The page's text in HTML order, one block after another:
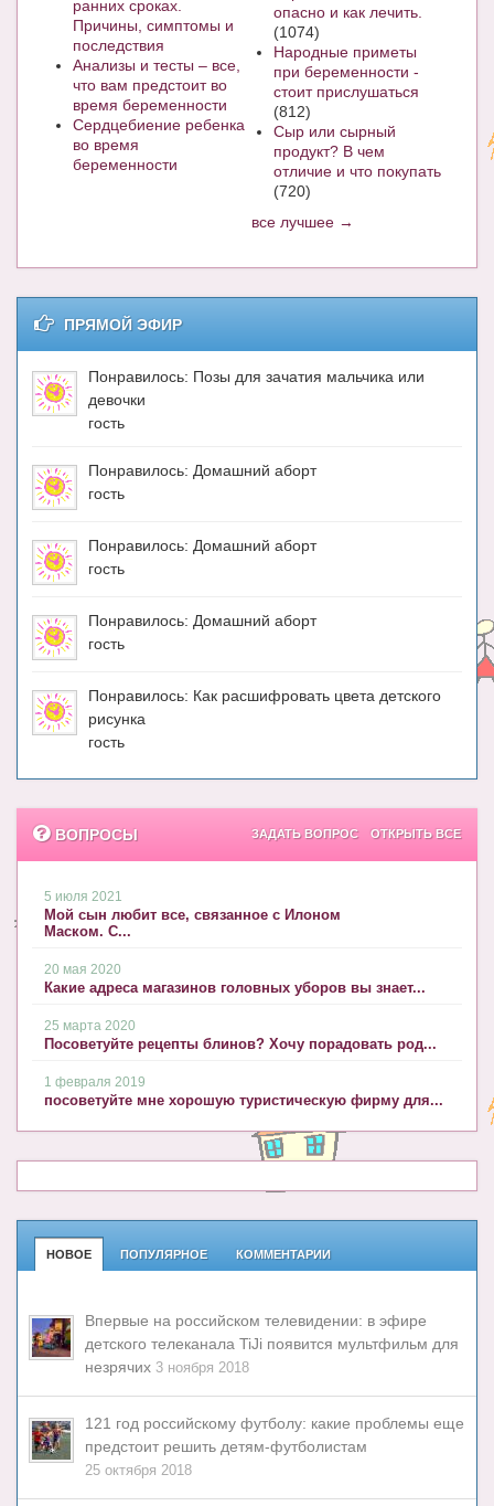
ранних сроках.
Причины, симптомы и
последствия
Анализы и тесты – все,
что вам предстоит во
время беременности
Сердцебиение ребенка
во время
беременности
опасно и как лечить.
(1074)
Народные приметы
при беременности -
стоит прислушаться
(812)
Сыр или сырный
продукт? В чем
отличие и что покупать
(720)
все лучшее →
ПРЯМОЙ ЭФИР
Понравилось: Позы для зачатия мальчика или
девочки
гость
Понравилось: Домашний аборт
гость
Понравилось: Домашний аборт
гость
Понравилось: Домашний аборт
гость
Понравилось: Как расшифровать цвета детского
рисунка
гость
ВОПРОСЫ ОТКРЫТЬ ВСЕ
ЗАДАТЬ ВОПРОС
5 июля 2021
Мой сын любит все, связанное с Илоном
Маском. С...
20 мая 2020
Какие адреса магазинов головных уборов вы знает...
25 марта 2020
Посоветуйте рецепты блинов? Хочу порадовать род...
1 февраля 2019
посоветуйте мне хорошую туристическую фирму для...
НОВОЕ ПОПУЛЯРНОЕ КОММЕНТАРИИ
Впервые на российском телевидении: в эфире
детского телеканала TiJi появится мультфильм для
незрячих 3 ноября 2018
121 год российскому футболу: какие проблемы еще
предстоит решить детям-футболистам
25 октября 2018